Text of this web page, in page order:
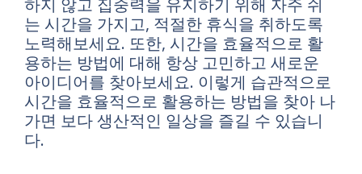
는 시간을 가지고, 적절한 휴식을 취하도록
노력해보세요. 또한, 시간을 효율적으로 활
용하는 방법에 대해 항상 고민하고 새로운
아이디어를 찾아보세요. 이렇게 습관적으로
시간을 효율적으로 활용하는 방법을 찾아 나
가면 보다 생산적인 일상을 즐길 수 있습니
다.